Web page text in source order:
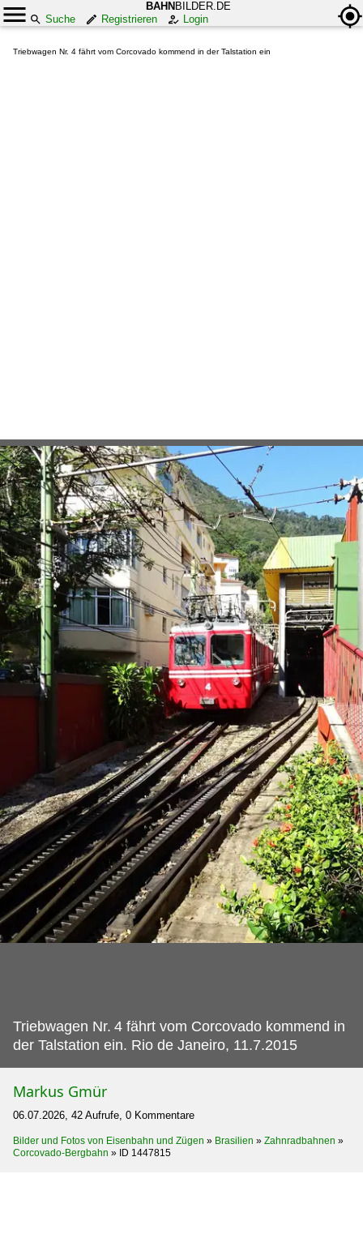
BAHN BILDER.DE
Suche
Registrieren Login
Triebwagen Nr. 4 fährt vom Corcovado kommend in der Talstation ein
Triebwagen Nr. 4 fährt vom Corcovado kommend in
der Talstation ein. Rio de Janeiro, 11.7.2015
Markus Gmür
06.07.2026, 42 Aufrufe, 0 Kommentare
Bilder und Fotos von Eisenbahn und Zügen » Brasilien » Zahnradbahnen »
Corcovado-Bergbahn » ID 1447815